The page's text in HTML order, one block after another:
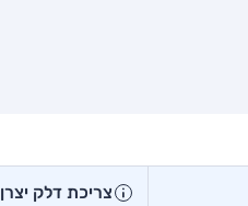
צריכת דלק יצרן